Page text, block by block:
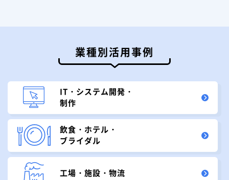
業種別活用事例
IT・システム開発・
制作
飲食・ホテル・
ブライダル
工場・施設・物流